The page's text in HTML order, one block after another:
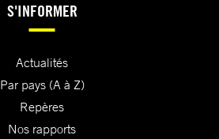
S'INFORMER
Actualités
Par pays (A à Z)
Repères
Nos rapports